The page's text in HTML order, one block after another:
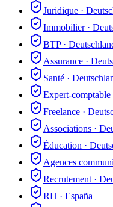
Juridique ·
Immobilier·
BTP·
Assurance ·
Santé ·
Expert-comptable
Freelance ·
Associations ·
Éducation ·
Agences
Recrutement ·
RH · España